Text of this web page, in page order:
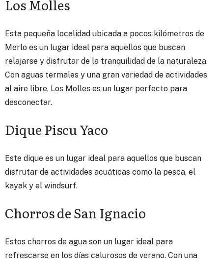
Los Molles
Esta pequeña localidad ubicada a pocos kilómetros de
Merlo es un lugar ideal para aquellos que buscan
relajarse y disfrutar de la tranquilidad de la naturaleza.
Con aguas termales y una gran variedad de actividades
al aire libre, Los Molles es un lugar perfecto para
desconectar.
Dique Piscu Yaco
Este dique es un lugar ideal para aquellos que buscan
disfrutar de actividades acuáticas como la pesca, el
kayak y el windsurf.
Chorros de San Ignacio
Estos chorros de agua son un lugar ideal para
refrescarse en los días calurosos de verano. Con una